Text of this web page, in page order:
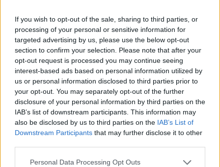
If you wish to opt-out of the sale, sharing to third parties, or
processing of your personal or sensitive information for
targeted advertising by us, please use the below opt-out
section to confirm your selection. Please note that after your
opt-out request is processed you may continue seeing
interest-based ads based on personal information utilized by
us or personal information disclosed to third parties prior to
your opt-out. You may separately opt-out of the further
disclosure of your personal information by third parties on the
IAB’s list of downstream participants. This information may
also be disclosed by us to third parties on the IAB’s List of
Downstream Participants that may further disclose it to other
Personal Data Processing Opt Outs
ROMA (ITALPRESS) – “I provvedimenti di oggi vanno nella
direzione di una ancora maggiore riapertura del Paese. Oggi ci
occupiamo della scuola in presenza, che è da sempre la priorità di
questo governo”. Lo ha detto il premier Mario Draghi, nel suo
intervento introduttivo in Consiglio dei Ministri.
“Veniamo incontro alle esigenze delle famiglie, che trovano il
regime attuale delle quarantene troppo complicato e restrittivo – ha
aggiunto Draghi -. Vogliamo limitare di molto l’uso della didattica a
distanza, per permettere a un numero sempre maggiore dei nostri
bambini e ragazzi di andare in classe. Oltre alla scuola, tra i
provvedimenti di oggi c’è la decisione di eliminare le restrizioni,